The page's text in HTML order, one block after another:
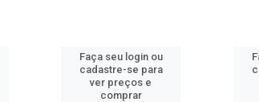
Faça seu login ou
cadastre-se para
ver preços e
comprar